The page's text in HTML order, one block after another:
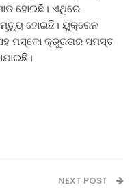
ହୋଇଛି। ଏଥିରେ
ମୃତ୍ୟୁ ହୋଇଛି। ୟୁକ୍ରେନ
ମସ୍କୋ କ୍ରୁରତାର ସମସ୍ତ
NEXT POST